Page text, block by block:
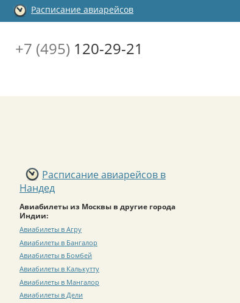
Расписание авиарейсов
+7 (495) 120-29-21
Расписание авиарейсов в
Нандед
Авиабилеты из Москвы в другие города
Индии:
Авиабилеты в Агру
Авиабилеты в Бангалор
Авиабилеты в Бомбей
Авиабилеты в Калькутту
Авиабилеты в Мангалор
Авиабилеты в Дели